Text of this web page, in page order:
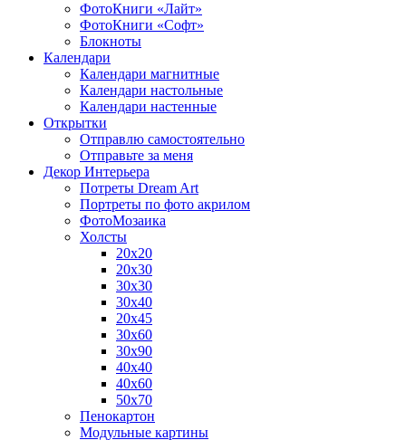
ФотоКниги «Лайт»
ФотоКниги «Софт»
Блокноты
Календари
Календари магнитные
Календари настольные
Календари настенные
Открытки
Отправлю самостоятельно
Отправьте за меня
Декор Интерьера
Потреты Dream Art
Портреты по фото акрилом
ФотоМозаика
Холсты
20х20
20х30
30х30
30х40
20х45
30х60
30х90
40х40
40х60
50х70
Пенокартон
Модульные картины